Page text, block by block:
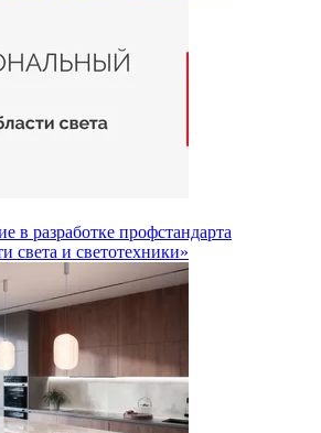
в разработке профстандарта
света и светотехники»